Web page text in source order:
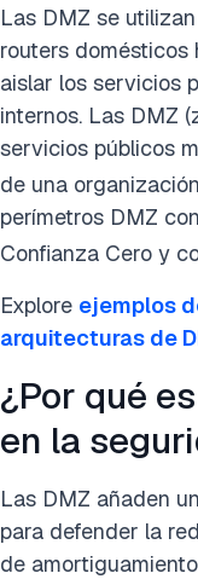
Las DMZ se
routers domésticos
aislar los servicios
internos. Las DMZ
servicios públicos
de una
perímetros DMZ con
Confianza Cero y
Explore ejemplos
arquitecturas de
¿Por qué
en la
Las DMZ añaden
para defender la
de